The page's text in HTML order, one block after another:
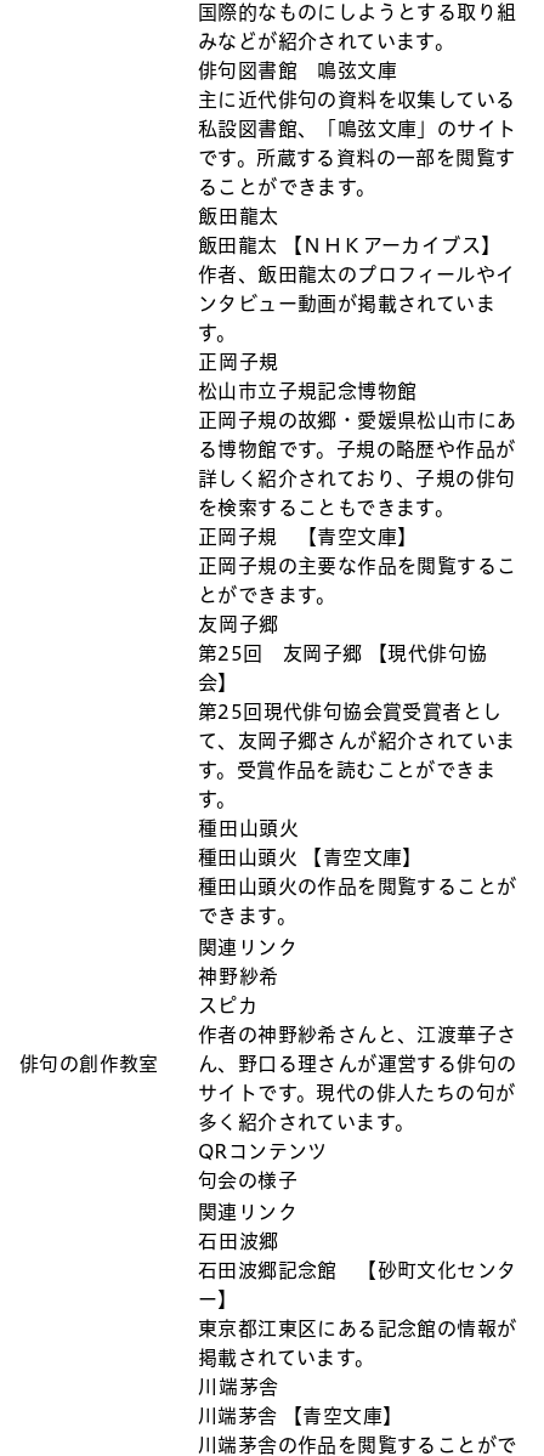
国際的なものにしようとする取り組
みなどが紹介されています。
俳句図書館 鳴弦文庫
主に近代俳句の資料を収集している
私設図書館、「鳴弦文庫」のサイト
です。所蔵する資料の一部を閲覧す
ることができます。
飯田龍太
飯田龍太 【ＮＨＫアーカイブス】
作者、飯田龍太のプロフィールやイ
ンタビュー動画が掲載されていま
す。
正岡子規
松山市立子規記念博物館
正岡子規の故郷・愛媛県松山市にあ
る博物館です。子規の略歴や作品が
詳しく紹介されており、子規の俳句
を検索することもできます。
正岡子規 【青空文庫】
正岡子規の主要な作品を閲覧するこ
とができます。
友岡子郷
第25回 友岡子郷 【現代俳句協
会】
第25回現代俳句協会賞受賞者とし
て、友岡子郷さんが紹介されていま
す。受賞作品を読むことができま
す。
種田山頭火
種田山頭火 【青空文庫】
種田山頭火の作品を閲覧することが
できます。
俳句の創作教室
関連リンク
神野紗希
スピカ
作者の神野紗希さんと、江渡華子さ
ん、野口る理さんが運営する俳句の
サイトです。現代の俳人たちの句が
多く紹介されています。
QRコンテンツ
句会の様子
関連リンク
石田波郷
石田波郷記念館 【砂町文化センタ
ー】
東京都江東区にある記念館の情報が
掲載されています。
川端茅舎
川端茅舎 【青空文庫】
川端茅舎の作品を閲覧することがで